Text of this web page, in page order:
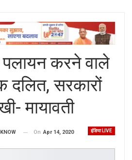
करने वाले
सरकारों
मायावती
इंडिया LIVE
On Apr 14, 2020